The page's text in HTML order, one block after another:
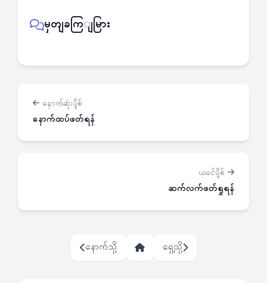
မှတျခကြျမြား
နောက်ဆုံးပို့စ်
နောက်ထပ်ဖတ်ရန်
ယခင်ပို့စ်
ဆက်လက်ဖတ်ရှုရန်
နောက်သို့ ရှေ့သို့